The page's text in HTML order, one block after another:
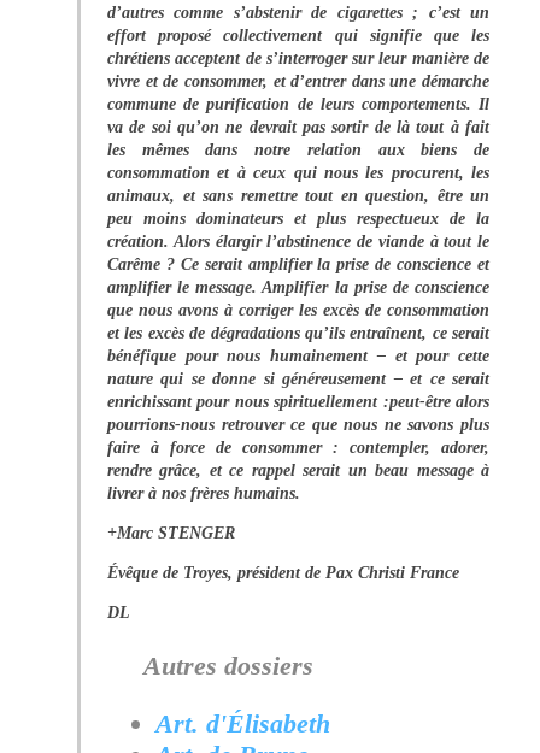
d’autres comme s’abstenir de cigarettes ; c’est un
effort proposé collectivement qui signifie que les
chrétiens acceptent de s’interroger sur leur manière de
vivre et de consommer, et d’entrer dans une démarche
commune de purification de leurs comportements. Il
va de soi qu’on ne devrait pas sortir de là tout à fait
les mêmes dans notre relation aux biens de
consommation et à ceux qui nous les procurent, les
animaux, et sans remettre tout en question, être un
peu moins dominateurs et plus respectueux de la
création. Alors élargir l’abstinence de viande à tout le
Carême ? Ce serait amplifier la prise de conscience et
amplifier le message. Amplifier la prise de conscience
que nous avons à corriger les excès de consommation
et les excès de dégradations qu’ils entraînent, ce serait
bénéfique pour nous humainement – et pour cette
nature qui se donne si généreusement – et ce serait
enrichissant pour nous spirituellement :peut-être alors
pourrions-nous retrouver ce que nous ne savons plus
faire à force de consommer : contempler, adorer,
rendre grâce, et ce rappel serait un beau message à
livrer à nos frères humains.
+Marc STENGER
Évêque de Troyes, président de Pax Christi France
DL
Autres dossiers
Art. d'Élisabeth